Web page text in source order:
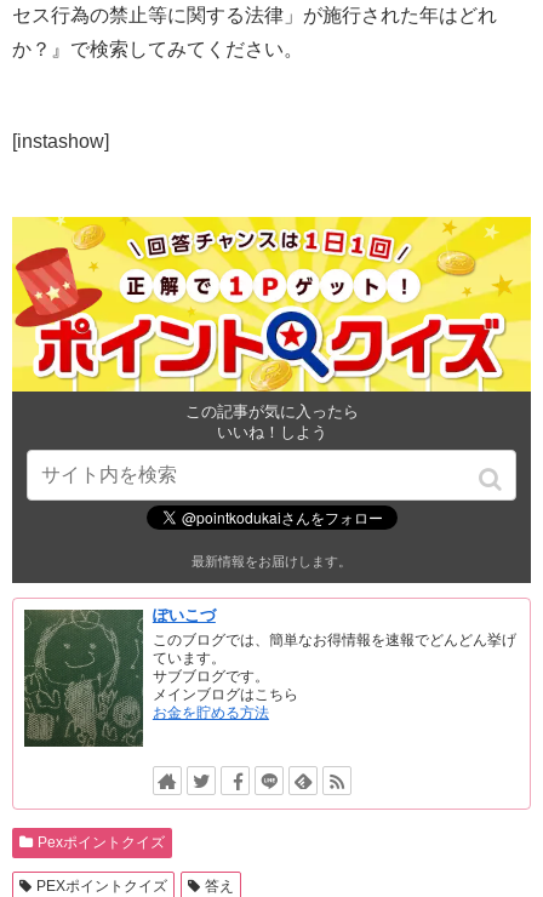
セス行為の禁止等に関する法律」が施行された年はどれ
か？』で検索してみてください。
[instashow]
この記事が気に入ったら
いいね！しよう
最新情報をお届けします。
ぽいこづ
このブログでは、簡単なお得情報を速報でどんどん挙げ
ています。
サブブログです。
メインブログはこちら
お金を貯める方法
Pexポイントクイズ
PEXポイントクイズ 答え